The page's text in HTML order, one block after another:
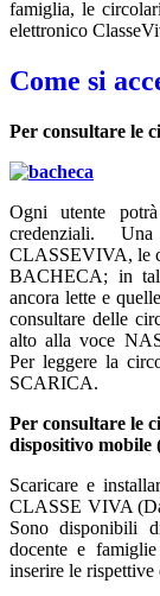
famiglia, le
elettronico
Come si
Per consultare le
Ogni utente
credenziali.
CLASSEVIVA, le
BACHECA; in
ancora lette e
consultare delle
alto alla voce
Per leggere la
SCARICA.
Per consultare le
dispositivo
Scaricare e
CLASSE VIVA
Sono disponibili
docente e
inserire le rispettive